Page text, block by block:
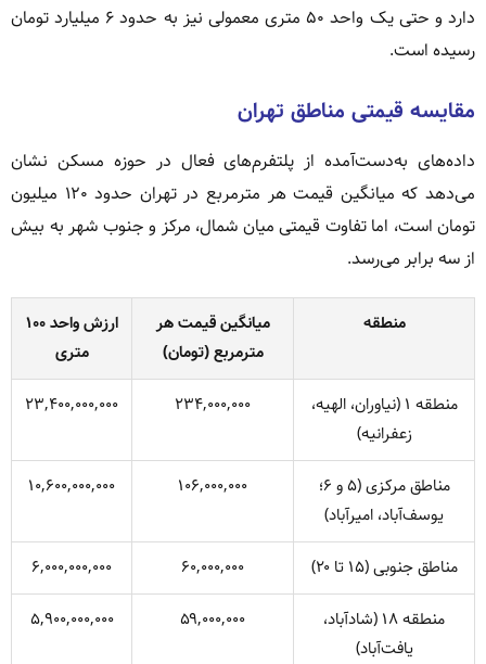
دارد و حتی یک واحد ۵۰ متری معمولی نیز به حدود ۶ میلیارد تومان
رسیده است.
مقایسه قیمتی مناطق تهران
داده‌های به‌دست‌آمده از پلتفرم‌های فعال در حوزه مسکن نشان
می‌دهد که میانگین قیمت هر مترمربع در تهران حدود ۱۲۰ میلیون
تومان است، اما تفاوت قیمتی میان شمال، مرکز و جنوب شهر به بیش
از سه برابر می‌رسد.
منطقه
میانگین قیمت هر
مترمربع (تومان)
ارزش واحد ۱۰۰
متری
منطقه ۱ (نیاوران، الهیه،
زعفرانیه)
۲۳۴,۰۰۰,۰۰۰ ۲۳,۴۰۰,۰۰۰,۰۰۰
مناطق مرکزی (۵ و ۶؛
یوسف‌آباد، امیرآباد)
۱۰۶,۰۰۰,۰۰۰ ۱۰,۶۰۰,۰۰۰,۰۰۰
مناطق جنوبی (۱۵ تا ۲۰) ۶۰,۰۰۰,۰۰۰
۶,۰۰۰,۰۰۰,۰۰۰
منطقه ۱۸ (شادآباد،
یافت‌آباد)
۵۹,۰۰۰,۰۰۰ ۵,۹۰۰,۰۰۰,۰۰۰